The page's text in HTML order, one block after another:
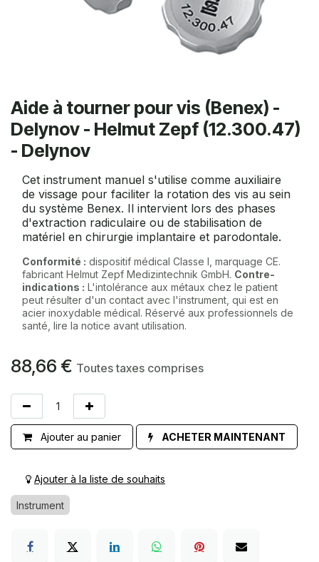
Aide à tourner pour vis (Benex) -
Delynov - Helmut Zepf (12.300.47)
- Delynov
Cet instrument manuel s'utilise comme auxiliaire
de vissage pour faciliter la rotation des vis au sein
du système Benex. Il intervient lors des phases
d'extraction radiculaire ou de stabilisation de
matériel en chirurgie implantaire et parodontale.
Conformité : dispositif médical Classe I, marquage CE.
fabricant Helmut Zepf Medizintechnik GmbH. Contre-
indications : L'intolérance aux métaux chez le patient
peut résulter d'un contact avec l'instrument, qui est en
acier inoxydable médical. Réservé aux professionnels de
santé, lire la notice avant utilisation.
88,66 € Toutes taxes comprises
Ajouter au panier ACHETER MAINTENANT
Ajouter à la liste de souhaits
Instrument